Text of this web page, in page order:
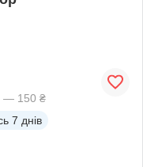
— 150 ₴
7 днів